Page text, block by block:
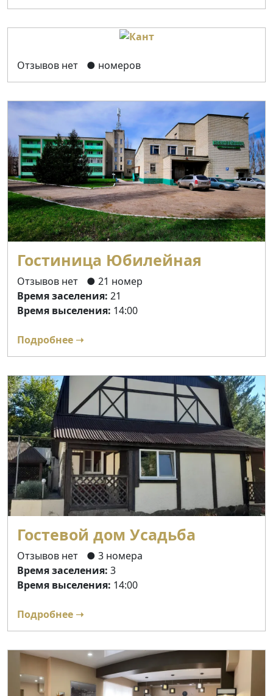
Отзывов нет ● номеров
Гостиница Юбилейная
Отзывов нет
● 21 номер
Время заселения: 21
Время выселения: 14:00
Подробнее ➝
Гостевой дом Усадьба
Отзывов нет
● 3 номера
Время заселения: 3
Время выселения: 14:00
Подробнее ➝